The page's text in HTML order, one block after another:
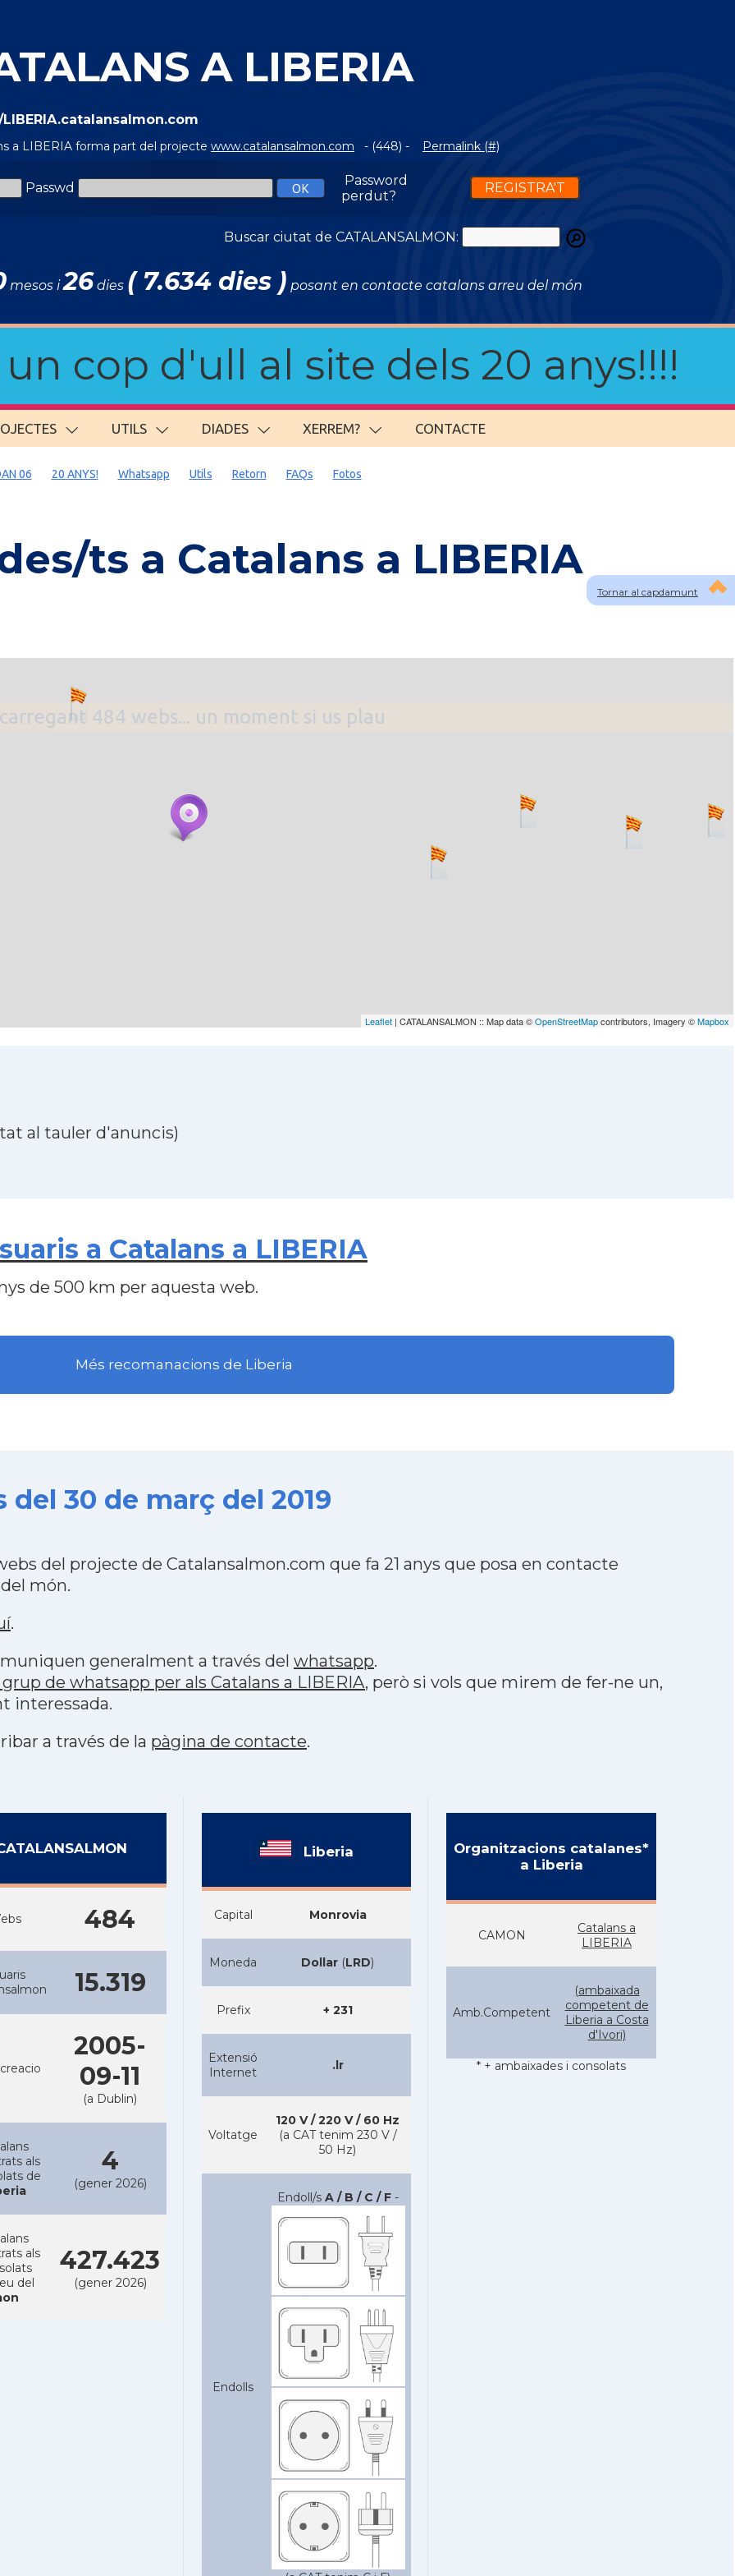
A LIBERIA
a LIBERIA forma part del projecte www.catalansalmon.com - (448) - Permalink (#)
Passwd
Password
perdut?
REGISTRA'T
Buscar ciutat de CATALANSALMON:
mesos i26dies ( 7.634 dies ) posant en contacte catalans arreu del món
cop d'ull al site dels 20 anys!!!!
UTILS DIADES XERREM? CONTACTE
Tornar al capdamunt
06 20 ANYS! Whatsapp Utils Retorn FAQs Fotos
ts a Catalans a LIBERIA
carregant 484 webs... un moment si us plau
Leaflet | CATALANSALMON :: Map data ©OpenStreetMapcontributors, Imagery ©Mapbox
al tauler d'anuncis)
a Catalans a LIBERIA
de 500 km per aquesta web.
Més recomanacions de Liberia
del 30 de març del 2019
del projecte de Catalansalmon.com que fa 21 anys que posa en contacte
món.
.
generalment a través del whatsapp.
de whatsapp per als Catalans a LIBERIA, però si vols que mirem de fer-ne un,
interessada.
a través de la pàgina de contacte.
484
15.319
2005-
09-11
(a Dublin)
als
de
4
(gener 2026)
als
del
427.423
(gener 2026)
Liberia
Capital Monrovia
Moneda Dollar (LRD)
Prefix + 231
Extensió
Internet
.lr
Voltatge
120 V / 220 V / 60 Hz
(a CAT tenim 230 V /
50 Hz)
Endolls
Endoll/s A / B / C / F-
Organitzacions catalanes*
a Liberia
CAMON
Catalans a
LIBERIA
Amb.Competent
(ambaixada
competent de
Liberia a Costa
d'Ivori)
* + ambaixades i consolats